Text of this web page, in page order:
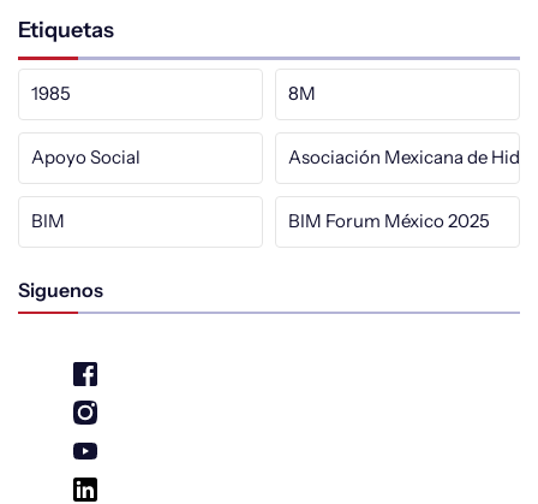
Etiquetas
1985 8M
Apoyo Social Asociación Mexicana de
BIM BIM Forum México 2025
Siguenos